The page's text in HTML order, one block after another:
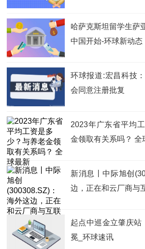
哈萨克斯坦留学生萨
中国开始-环球新动态
环球报道:宏昌科技
会同意注册批复
2023年广东省平均
金领取有关系吗？ 全
新消息丨中际旭创
边，正在和云厂商与
起点中巡金立肇庆站
冕_环球速讯